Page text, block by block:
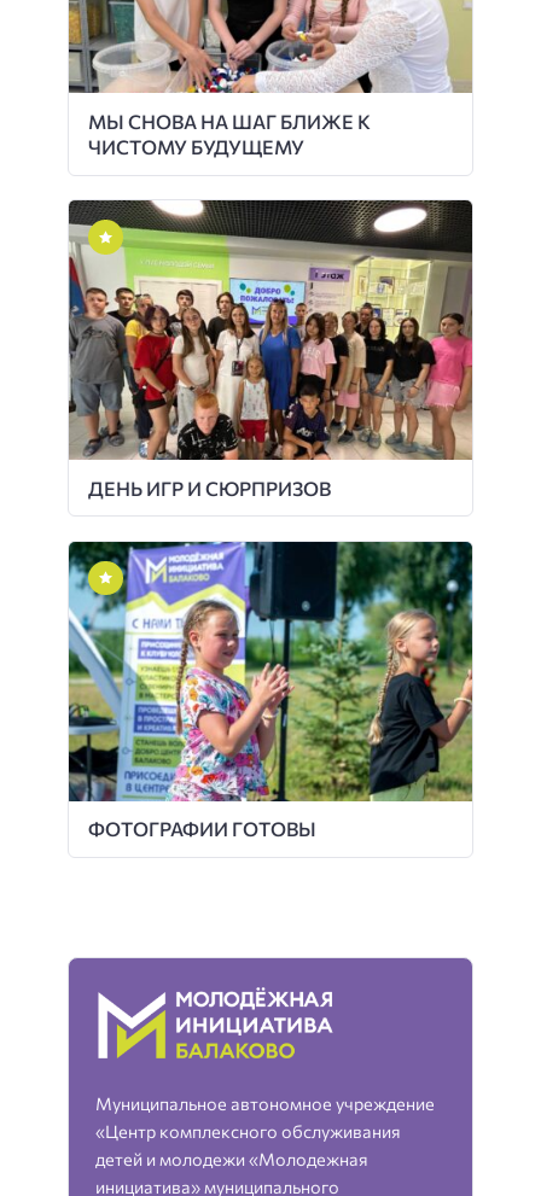
МЫ СНОВА НА ШАГ БЛИЖЕ К
ЧИСТОМУ БУДУЩЕМУ
ДЕНЬ ИГР И СЮРПРИЗОВ
ФОТОГРАФИИ ГОТОВЫ
Муниципальное автономное учреждение
«Центр комплексного обслуживания
детей и молодежи «Молодежная
инициатива» муниципального